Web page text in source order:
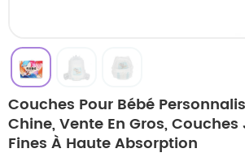
Couches Pour Bébé
Chine, Vente En Gros,
Fines À Haute Absorption